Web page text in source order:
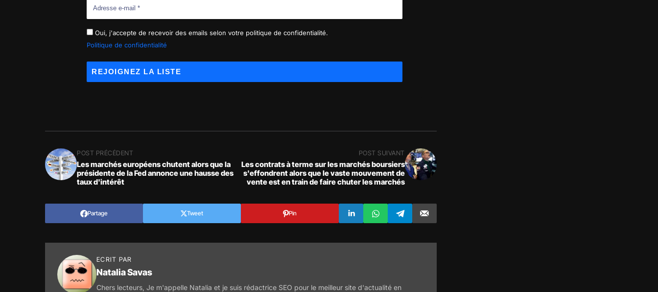
Oui, j'accepte de recevoir des emails selon votre politique de confidentialité.
Politique de confidentialité
POST PRÉCÉDENT
Les marchés européens chutent alors que la
présidente de la Fed annonce une hausse des
taux d'intérêt
POST SUIVANT
Les contrats à terme sur les marchés boursiers
s'effondrent alors que le vaste mouvement de
vente est en train de faire chuter les marchés
Partage Tweet Pin
ECRIT PAR
Natalia Savas
Chers lecteurs, Je m'appelle Natalia et je suis rédactrice SEO pour le meilleur site d'actualité en